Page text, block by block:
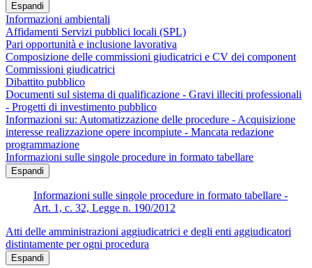
Espandi
Informazioni ambientali
Affidamenti Servizi pubblici locali (SPL)
Pari opportunità e inclusione lavorativa
Composizione delle commissioni giudicatrici e CV dei component
Commissioni giudicatrici
Dibattito pubblico
Documenti sul sistema di qualificazione - Gravi illeciti professionali
- Progetti di investimento pubblico
Informazioni su: Automatizzazione delle procedure - Acquisizione
interesse realizzazione opere incompiute - Mancata redazione
programmazione
Informazioni sulle singole procedure in formato tabellare
Espandi
Informazioni sulle singole procedure in formato tabellare -
Art. 1, c. 32, Legge n. 190/2012
Atti delle amministrazioni aggiudicatrici e degli enti aggiudicatori
distintamente per ogni procedura
Espandi